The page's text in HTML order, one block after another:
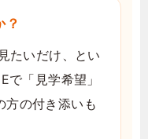
？
たいだけ、とい
で「見学希望」
方の付き添いも